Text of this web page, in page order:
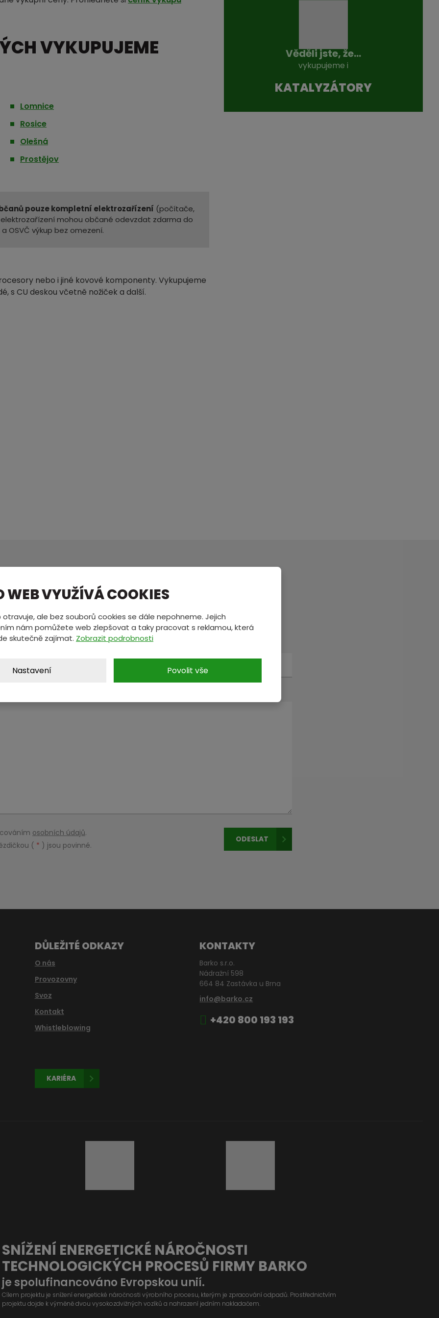
VYKUPUJEME
Lomnice
Rosice
Olešná
Prostějov
pouze kompletní elektrozařízení (počítače,
mohou občané odevzdat zdarma do
OSVČ výkup bez omezení.
nebo i jiné kovové komponenty. Vykupujeme
s CU deskou včetně nožiček a další.
Věděli jste, že...
vykupujeme i
KATALYZÁTO­RY
MÁTE NĚCO NA SRDCI?
nám zprávu a my se vám ozveme.
* E-mail*
osobních údajů.
( * ) jsou povinné.
ODESLAT
DŮLEŽITÉ ODKAZY
O nás
Provozovny
Svoz
Kontakt
Whistleblowing
KARIÉRA
KONTAKTY
Barko s.r.o.
Nádražní 598
664 84 Zastávka u Brna
info@barko.cz
+420 800 193 193
SNÍŽENÍ ENERGETICKÉ NÁROČNOSTI
TECHNOLOGICKÝCH PROCESŮ FIRMY BARKO
je spolufinancováno Evropskou unií.
Cílem projektu je snížení energetické náročnosti výrobního procesu, kterým je zpracování odpadů. Prostřednictvím
projektu dojde k výměně dvou vysokozdvižných vozíků a nahrazení jedním nakladačem.
WEB VYUŽÍVÁ COOKIES
otravuje, ale bez souborů cookies se dále nepohneme. Jejich
nám pomůžete web zlepšovat a taky pracovat s reklamou, která
skutečně zajímat. Zobrazit podrobnosti
Nastavení Povolit vše